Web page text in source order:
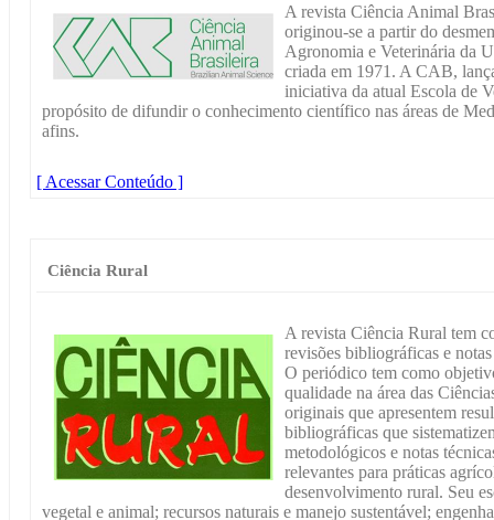
A revista Ciência Animal
originou-se a partir do
Agronomia e Veterinária da
criada em 1971. A CAB,
iniciativa da atual Escola de
propósito de difundir o conhecimento científico nas áreas de
afins.
[ Acessar Conteúdo ]
Ciência Rural
A revista Ciência Rural tem
revisões bibliográficas e
O periódico tem como
qualidade na área das
originais que apresentem
bibliográficas que
metodológicos e notas
relevantes para práticas
desenvolvimento rural. Seu
vegetal e animal; recursos naturais e manejo sustentável;